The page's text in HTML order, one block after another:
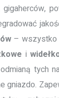
– wszystko
i
tych
gniazdo.